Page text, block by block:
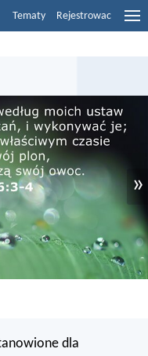
Tematy Rejestrowac
»
dla